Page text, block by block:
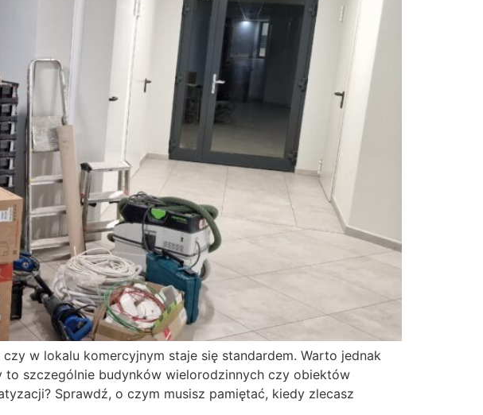
w lokalu komercyjnym staje się standardem. Warto jednak
szczególnie budynków wielorodzinnych czy obiektów
Sprawdź, o czym musisz pamiętać, kiedy zlecasz